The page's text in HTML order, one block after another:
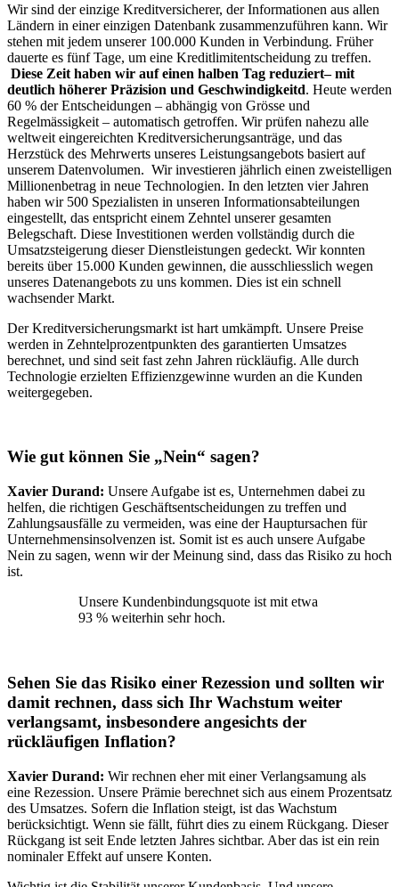
Wir sind der einzige Kreditversicherer, der Informationen aus allen
Ländern in einer einzigen Datenbank zusammenzuführen kann. Wir
stehen mit jedem unserer 100.000 Kunden in Verbindung. Früher
dauerte es fünf Tage, um eine Kreditlimitentscheidung zu treffen.
Diese Zeit haben wir auf einen halben Tag reduziert– mit
deutlich höherer Präzision und Geschwindigkeitd. Heute werden
60 % der Entscheidungen – abhängig von Grösse und
Regelmässigkeit – automatisch getroffen. Wir prüfen nahezu alle
weltweit eingereichten Kreditversicherungsanträge, und das
Herzstück des Mehrwerts unseres Leistungsangebots basiert auf
unserem Datenvolumen. Wir investieren jährlich einen zweistelligen
Millionenbetrag in neue Technologien. In den letzten vier Jahren
haben wir 500 Spezialisten in unseren Informationsabteilungen
eingestellt, das entspricht einem Zehntel unserer gesamten
Belegschaft. Diese Investitionen werden vollständig durch die
Umsatzsteigerung dieser Dienstleistungen gedeckt. Wir konnten
bereits über 15.000 Kunden gewinnen, die ausschliesslich wegen
unseres Datenangebots zu uns kommen. Dies ist ein schnell
wachsender Markt.
Der Kreditversicherungsmarkt ist hart umkämpft. Unsere Preise
werden in Zehntelprozentpunkten des garantierten Umsatzes
berechnet, und sind seit fast zehn Jahren rückläufig. Alle durch
Technologie erzielten Effizienzgewinne wurden an die Kunden
weitergegeben.
Wie gut können Sie „Nein“ sagen?
Xavier Durand: Unsere Aufgabe ist es, Unternehmen dabei zu
helfen, die richtigen Geschäftsentscheidungen zu treffen und
Zahlungsausfälle zu vermeiden, was eine der Hauptursachen für
Unternehmensinsolvenzen ist. Somit ist es auch unsere Aufgabe
Nein zu sagen, wenn wir der Meinung sind, dass das Risiko zu hoch
ist.
Unsere Kundenbindungsquote ist mit etwa
93 % weiterhin sehr hoch.
Sehen Sie das Risiko einer Rezession und sollten wir
damit rechnen, dass sich Ihr Wachstum weiter
verlangsamt, insbesondere angesichts der
rückläufigen Inflation?
Xavier Durand: Wir rechnen eher mit einer Verlangsamung als
eine Rezession. Unsere Prämie berechnet sich aus einem Prozentsatz
des Umsatzes. Sofern die Inflation steigt, ist das Wachstum
berücksichtigt. Wenn sie fällt, führt dies zu einem Rückgang. Dieser
Rückgang ist seit Ende letzten Jahres sichtbar. Aber das ist ein rein
nominaler Effekt auf unsere Konten.